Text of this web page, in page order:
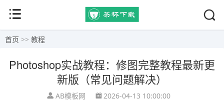
首页 >> 教程
Photoshop实战教程：修图完整教程最新更
新版（常见问题解决）
AB模板网 2026-04-13 10:00:00